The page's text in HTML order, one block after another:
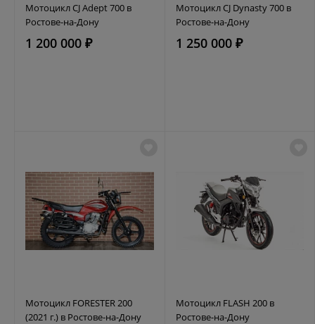
Мотоцикл CJ Adept 700 в
Ростове-на-Дону
1 200 000 ₽
Мотоцикл CJ Dynasty 700 в
Ростове-на-Дону
1 250 000 ₽
Мотоцикл FORESTER 200
(2021 г.) в Ростове-на-Дону
Мотоцикл FLASH 200 в
Ростове-на-Дону